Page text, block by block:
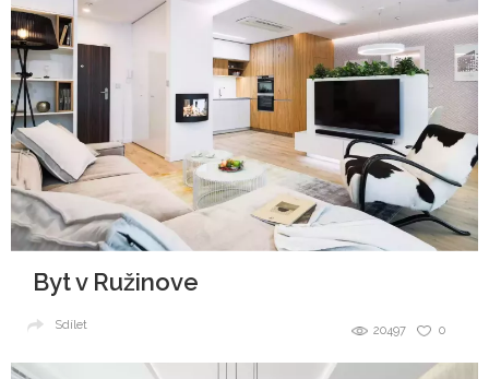
Byt v Ružinove
0
20497
Sdílet